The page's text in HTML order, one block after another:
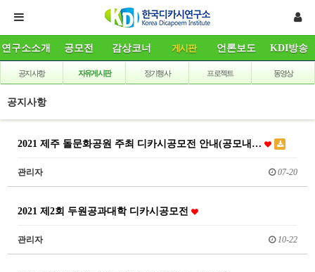
연구소소개 공모전 감상코너 게시판 언론보도 KDI방송
공지사항 자유게시판 정기행사 프로젝트 동영상
공지사항
2021 제주 돌문화공원 주최 디카시공모전 안내(공모내…
관리자 07-20
2021 제2회 두원공과대학 디카시공모전
관리자 10-22